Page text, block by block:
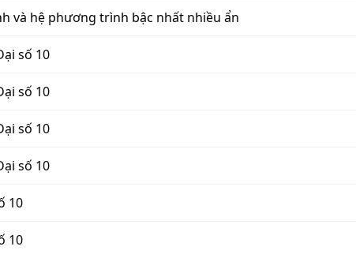
và hệ phương trình bậc nhất nhiều ẩn
số 10
số 10
số 10
số 10
10
10